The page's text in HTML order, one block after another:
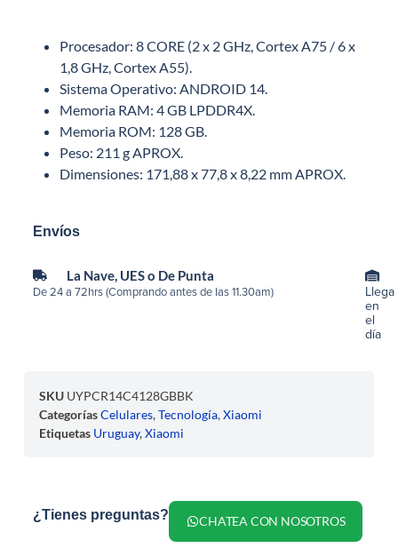
Procesador: 8 CORE (2 x 2 GHz, Cortex A75 / 6 x
1,8 GHz, Cortex A55).
Sistema Operativo: ANDROID 14.
Memoria RAM: 4 GB LPDDR4X.
Memoria ROM: 128 GB.
Peso: 211 g APROX.
Dimensiones: 171,88 x 77,8 x 8,22 mm APROX.
Envíos
La Nave, UES o De Punta
De 24 a 72hrs (Comprando antes de las 11.30am)
Llega
en
el
día
SKU UYPCR14C4128GBBK
CategoríasCelulares,Tecnología,Xiaomi
Etiquetas Uruguay,Xiaomi
¿Tienes preguntas? CHATEA CON NOSOTROS